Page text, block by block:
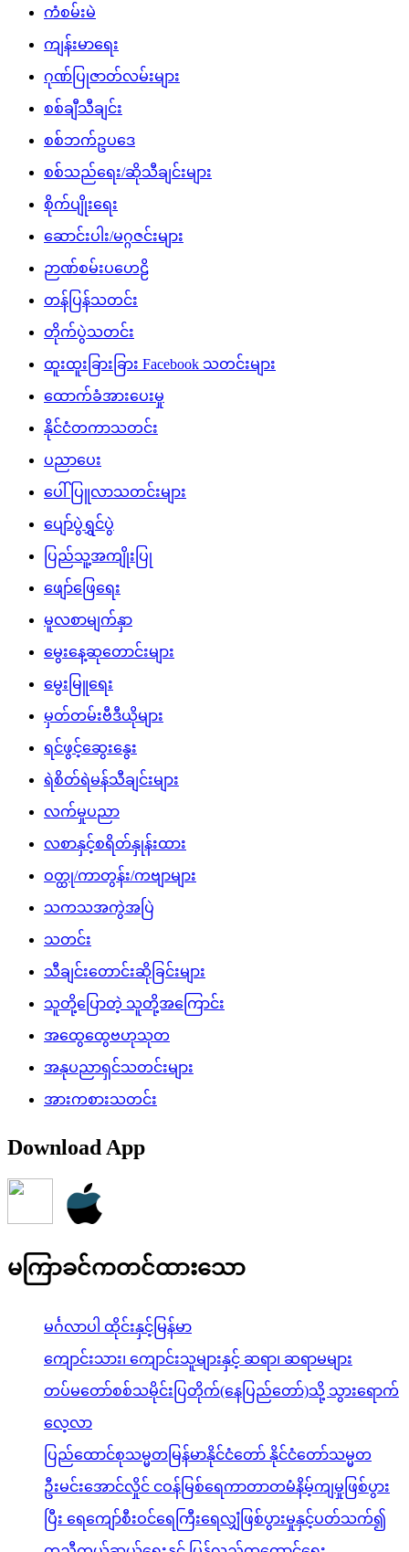
ကံစမ်းမဲ
ကျန်းမာရေး
ဂုဏ်ပြုဇာတ်လမ်းများ
စစ်ချီသီချင်း
စစ်ဘက်ဥပဒေ
စစ်သည်ရေး/ဆိုသီချင်းများ
စိုက်ပျိုးရေး
ဆောင်းပါး/မဂ္ဂဇင်းများ
ဉာဏ်စမ်းပဟေဠိ
တန်ပြန်သတင်း
တိုက်ပွဲသတင်း
ထူးထူးခြားခြား Facebook သတင်းများ
ထောက်ခံအားပေးမှု
နိုင်ငံတကာသတင်း
ပညာပေး
ပေါ်ပြူလာသတင်းများ
ပျော်ပွဲရွှင်ပွဲ
ပြည်သူ့အကျိုးပြု
ဖျော်ဖြေရေး
မူလစာမျက်နှာ
မွေးနေ့ဆုတောင်းများ
မွေးမြူရေး
မှတ်တမ်းဗီဒီယိုများ
ရင်ဖွင့်ဆွေးနွေး
ရဲစိတ်ရဲမန်သီချင်းများ
လက်မှုပညာ
လစာနှင့်စရိတ်နှုန်းထား
ဝတ္ထု/ကာတွန်း/ကဗျာများ
သကသအကွဲအပြဲ
သတင်း
သီချင်းတောင်းဆိုခြင်းများ
သူတို့ပြောတဲ့ သူတို့အကြောင်း
အထွေထွေဗဟုသုတ
အနုပညာရှင်သတင်းများ
အားကစားသတင်း
Download App
မကြာခင်ကတင်ထားသော
မင်္ဂလာပါ ထိုင်းနှင့်မြန်မာ
ကျောင်းသား၊ ကျောင်းသူများနှင့် ဆရာ၊ ဆရာမများ
တပ်မတော်စစ်သမိုင်းပြတိုက်(နေပြည်တော်)သို့ သွားရောက်
လေ့လာ
ပြည်ထောင်စုသမ္မတမြန်မာနိုင်ငံတော် နိုင်ငံတော်သမ္မတ
ဦးမင်းအောင်လှိုင် ငဝန်မြစ်ရေကာတာတမံနိမ့်ကျမှုဖြစ်ပွား
ပြီး ရေကျော်စီးဝင်ရေကြီးရေလျှံဖြစ်ပွားမှုနှင့်ပတ်သက်၍